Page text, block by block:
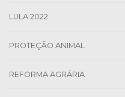
LULA 2022
PROTEÇÃO ANIMAL
REFORMA AGRÁRIA